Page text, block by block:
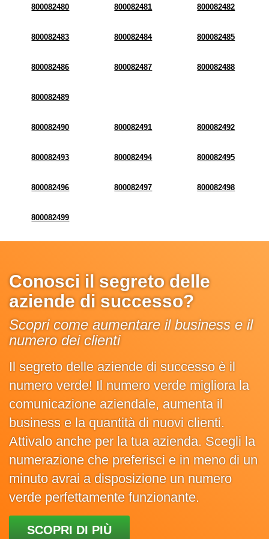
800082480 800082481 800082482
800082483 800082484 800082485
800082486 800082487 800082488
800082489
800082490 800082491 800082492
800082493 800082494 800082495
800082496 800082497 800082498
800082499
Conosci il segreto delle
aziende di successo?
Scopri come aumentare il business e il
numero dei clienti
Il segreto delle aziende di successo è il
numero verde! Il numero verde migliora la
comunicazione aziendale, aumenta il
business e la quantità di nuovi clienti.
Attivalo anche per la tua azienda. Scegli la
numerazione che preferisci e in meno di un
minuto avrai a disposizione un numero
verde perfettamente funzionante.
SCOPRI DI PIÙ